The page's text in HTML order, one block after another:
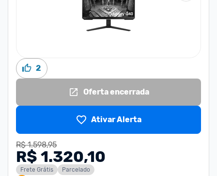
2
Oferta encerrada
Ativar Alerta
R$ 1.598,95
R$ 1.320,10
Frete Grátis Parcelado